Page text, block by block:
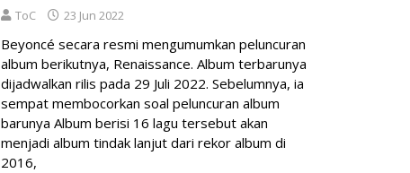
ToC 23 Jun 2022
Beyoncé secara resmi mengumumkan peluncuran
album berikutnya, Renaissance. Album terbarunya
dijadwalkan rilis pada 29 Juli 2022. Sebelumnya, ia
sempat membocorkan soal peluncuran album
barunya Album berisi 16 lagu tersebut akan
menjadi album tindak lanjut dari rekor album di
2016,